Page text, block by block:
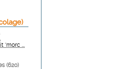
"morc ...
(620)